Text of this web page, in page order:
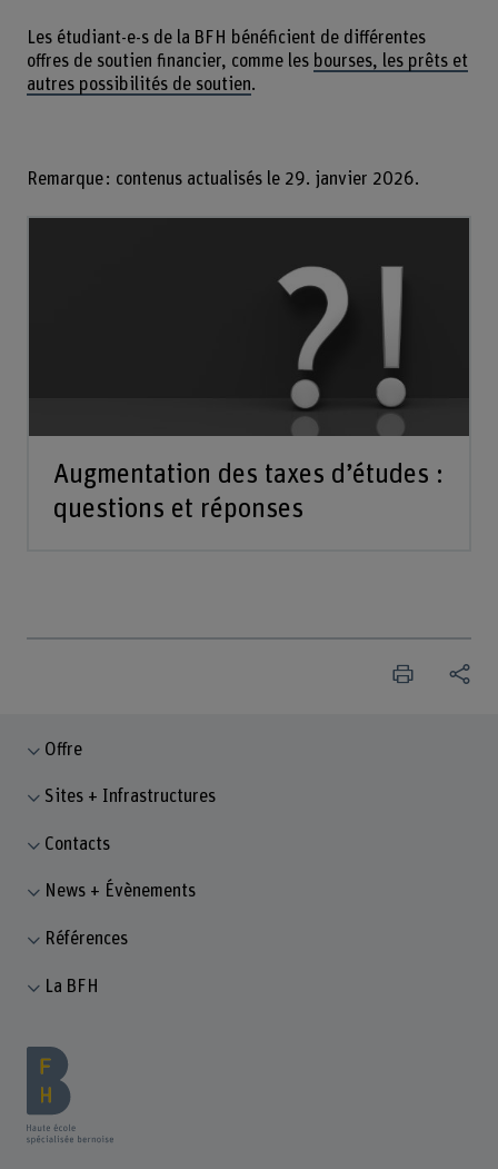
Les étudiant-e-s de la BFH bénéficient de différentes
offres de soutien financier, comme les bourses, les prêts et
autres possibilités de soutien.
Remarque : contenus actualisés le 29. janvier 2026.
Augmentation des taxes d’études :
questions et réponses
Offre
Sites + Infrastructures
Contacts
News + Évènements
Références
La BFH